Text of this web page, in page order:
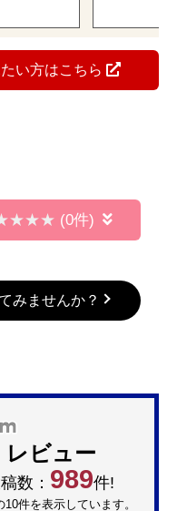
い方はこちら
(0件)
みませんか？
レビュー
数： 989件!
10件を表示しています。